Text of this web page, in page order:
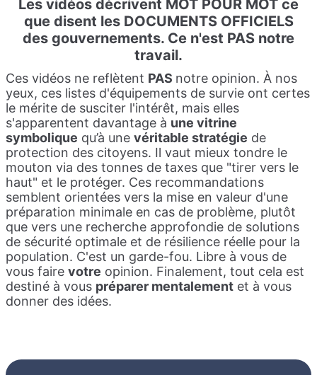
Les vidéos décrivent MOT POUR MOT ce
que disent les DOCUMENTS OFFICIELS
des gouvernements. Ce n'est PAS notre
travail.
Ces vidéos ne reflètent PAS notre opinion. À nos
yeux, ces listes d'équipements de survie ont certes
le mérite de susciter l'intérêt, mais elles
s'apparentent davantage à une vitrine
symbolique qu’à une véritable stratégie de
protection des citoyens. Il vaut mieux tondre le
mouton via des tonnes de taxes que "tirer vers le
haut" et le protéger. Ces recommandations
semblent orientées vers la mise en valeur d'une
préparation minimale en cas de problème, plutôt
que vers une recherche approfondie de solutions
de sécurité optimale et de résilience réelle pour la
population. C'est un garde-fou. Libre à vous de
vous faire votre opinion. Finalement, tout cela est
destiné à vous préparer mentalement et à vous
donner des idées.